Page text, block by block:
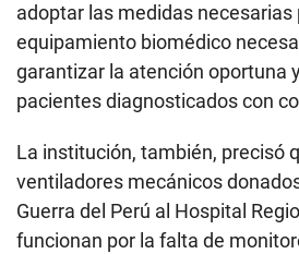
adoptar las medidas necesarias
equipamiento biomédico
garantizar la atención oportuna
pacientes diagnosticados con
La institución, también, precisó
ventiladores mecánicos
Guerra del Perú al Hospital
funcionan por la falta de